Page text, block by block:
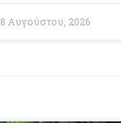
8 Αυγούστου, 2026